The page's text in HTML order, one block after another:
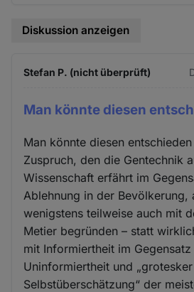
Diskussion anzeigen
Stefan P. (nicht überprüft)
Man könnte diesen
Man könnte diesen
Zuspruch, den die Gentechnik
Wissenschaft erfährt im
Ablehnung in der Bevölkerung,
wenigstens teilweise auch mit
Metier begründen – statt
mit Informiertheit im Gegensatz
Uninformiertheit und „grotesker
Selbstüberschätzung“ der